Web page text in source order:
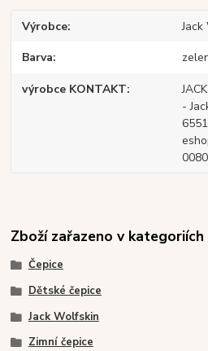
Výrobce
Barva
výrobce KONTAKT
-
Zboží zařazeno v kategoriích
Čepice
Dětské čepice
Jack Wolfskin
Zimní čepice